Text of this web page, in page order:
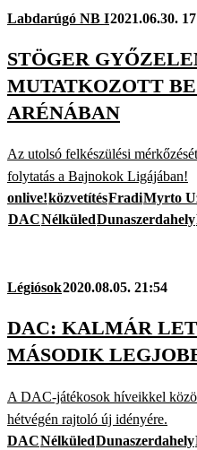
Labdarúgó NB I2021.06.30.
STÖGER
MUTATKOZOTT
ARÉNÁBAN
Az utolsó felkészülési
folytatás a Bajnokok Ligájában!
onlive!közvetítésFradiMyrto
DACNélküledDunaszerdahely
Légiósok2020.08.05. 21:54
DAC: KALMÁR
MÁSODIK
A DAC-játékosok híveikkel
hétvégén rajtoló új idényére.
DACNélküledDunaszerdahely